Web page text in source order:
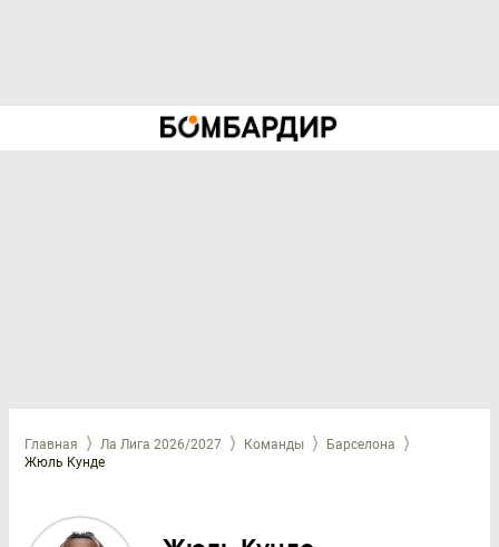
Главная Ла Лига 2026/2027 Команды
Барселона
Жюль Кунде